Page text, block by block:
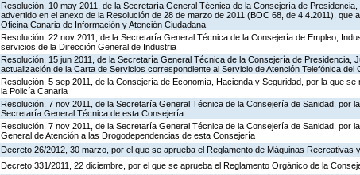
Resolución, 10 may 2011, de la Secretaría General Técnica de la Consejería de
advertido en el anexo de la Resolución de 28 de marzo de 2011 (BOC 68, de 4.4.2011),
Oficina Canaria de Información y Atención Ciudadana
Resolución, 22 nov 2011, de la Secretaría General Técnica de la Consejería de Empleo,
servicios de la Dirección General de Industria
Resolución, 15 jun 2011, de la Secretaría General Técnica de la Consejería de Presidencia,
actualización de la Carta de Servicios correspondiente al Servicio de Atención Telefónica del
Resolución, 5 sep 2011, de la Consejería de Economía, Hacienda y Seguridad, por la que
la Policía Canaria
Resolución, 7 nov 2011, de la Secretaría General Técnica de la Consejería de Sanidad, por
Secretaría General Técnica de esta Consejería
Resolución, 7 nov 2011, de la Secretaría General Técnica de la Consejería de Sanidad, por
General de Atención a las Drogodependencias de esta Consejería
Decreto 26/2012, 30 marzo, por el que se aprueba el Reglamento de Máquinas Recreativas
Decreto 331/2011, 22 diciembre, por el que se aprueba el Reglamento Orgánico de la